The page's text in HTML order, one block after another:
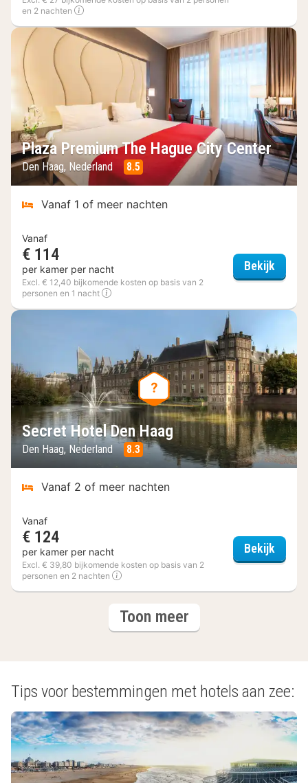
en 2 nachten
Plaza Premium The Hague City Center
Den Haag, Nederland 8.5
Vanaf 1 of meer nachten
Vanaf
€ 114
per kamer per nacht
Excl. € 12,40 bijkomende kosten op basis van 2
personen en 1 nacht
Bekijk
Secret Hotel Den Haag
Den Haag, Nederland 8.3
Vanaf 2 of meer nachten
Vanaf
€ 124
per kamer per nacht
Excl. € 39,80 bijkomende kosten op basis van 2
personen en 2 nachten
Bekijk
Toon meerhotels
Tips voor bestemmingen met hotels aan zee: